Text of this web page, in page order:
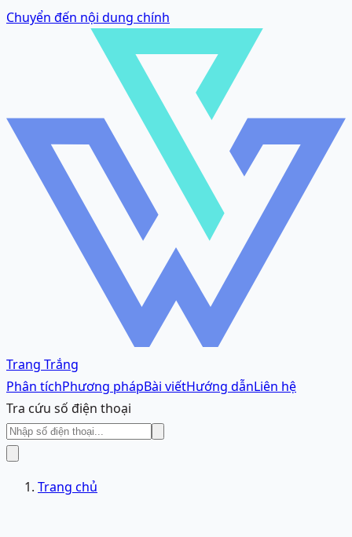
Chuyển đến nội dung chính
Trang Trắng
Phân tíchPhương phápBài viếtHướng dẫnLiên hệ
Tra cứu số điện thoại
Trang chủ